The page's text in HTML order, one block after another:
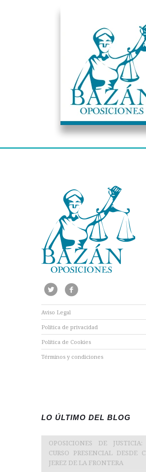
Aviso Legal
Política de privacidad
Política de Cookies
Términos y condiciones
LO ÚLTIMO DEL BLOG
OPOSICIONES DE
CURSO PRESENCIAL DESDE
JEREZ DE LA FRONTERA